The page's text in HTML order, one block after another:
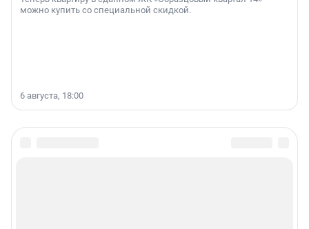
можно купить со специальной скидкой.
6 августа, 18:00